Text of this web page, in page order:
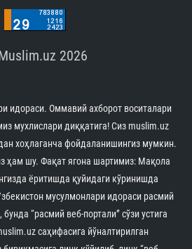
2026
идораси. Оммавий ахборот воситалари
мухлислари диққатига! Сиз muslim.uz
хоҳлаганча фойдаланишингиз мумкин.
ҳам шу. Фақат ягона шартимиз: Мақола
ёритишда қуйидаги кўринишда
мусулмонлари идораси расмий
“расмий веб-портали” сўзи устига
саҳифасига йўналтирилган